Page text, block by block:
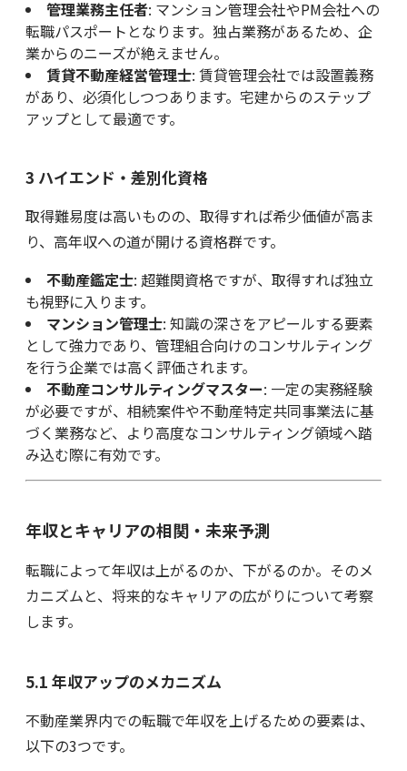
管理業務主任者: マンション管理会社やPM会社への
転職パスポートとなります。独占業務があるため、企
業からのニーズが絶えません。
賃貸不動産経営管理士: 賃貸管理会社では設置義務
があり、必須化しつつあります。宅建からのステップ
アップとして最適です。
3 ハイエンド・差別化資格
取得難易度は高いものの、取得すれば希少価値が高ま
り、高年収への道が開ける資格群です。
不動産鑑定士: 超難関資格ですが、取得すれば独立
も視野に入ります。
マンション管理士: 知識の深さをアピールする要素
として強力であり、管理組合向けのコンサルティング
を行う企業では高く評価されます。
不動産コンサルティングマスター: 一定の実務経験
が必要ですが、相続案件や不動産特定共同事業法に基
づく業務など、より高度なコンサルティング領域へ踏
み込む際に有効です。
年収とキャリアの相関・未来予測
転職によって年収は上がるのか、下がるのか。そのメ
カニズムと、将来的なキャリアの広がりについて考察
します。
5.1 年収アップのメカニズム
不動産業界内での転職で年収を上げるための要素は、
以下の3つです。